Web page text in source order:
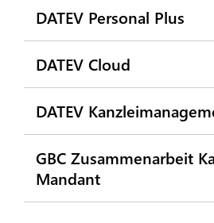
DATEV Personal Plus
DATEV Cloud
DATEV
GBC Zusammenarbeit
Mandant